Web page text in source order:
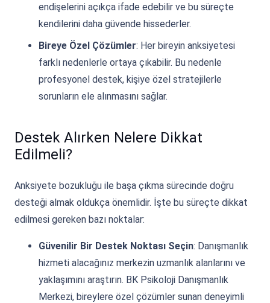
endişelerini açıkça ifade edebilir ve bu süreçte
kendilerini daha güvende hissederler.
Bireye Özel Çözümler: Her bireyin anksiyetesi
farklı nedenlerle ortaya çıkabilir. Bu nedenle
profesyonel destek, kişiye özel stratejilerle
sorunların ele alınmasını sağlar.
Destek Alırken Nelere Dikkat
Edilmeli?
Anksiyete bozukluğu ile başa çıkma sürecinde doğru
desteği almak oldukça önemlidir. İşte bu süreçte dikkat
edilmesi gereken bazı noktalar:
Güvenilir Bir Destek Noktası Seçin: Danışmanlık
hizmeti alacağınız merkezin uzmanlık alanlarını ve
yaklaşımını araştırın. BK Psikoloji Danışmanlık
Merkezi, bireylere özel çözümler sunan deneyimli